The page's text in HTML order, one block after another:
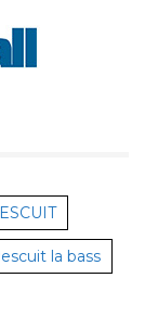
la bass